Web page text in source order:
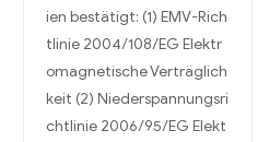
ien bestätigt: (1) EMV-Rich
tlinie 2004/108/EG Elektr
omagnetische Verträglich
keit (2) Niederspannungsri
chtlinie 2006/95/EG Elekt